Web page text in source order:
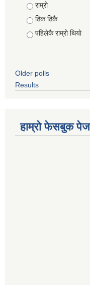
राम्राे
ठिक ठिकै
पहिलेकै राम्राे थियाे
Older polls
Results
हाम्राे फेसबुक पेज